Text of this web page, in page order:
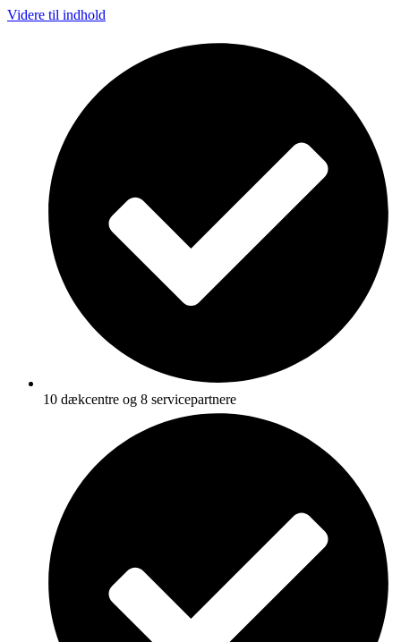
Videre til indhold
10 dækcentre og 8 servicepartnere